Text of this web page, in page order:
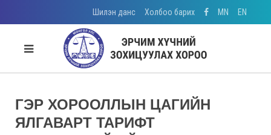
Шилэн данс Холбоо барих MN EN
ГЭР ХОРООЛЛЫН ЦАГИЙН
ЯЛГАВАРТ ТАРИФТ